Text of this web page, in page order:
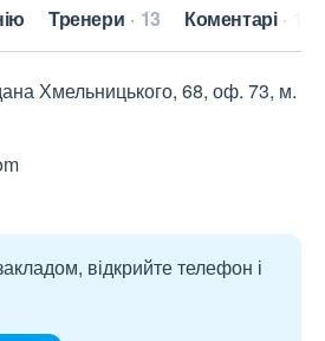
Тренери 13 Коментарі
Хмельницького, 68, оф. 73, м.
відкрийте телефон і